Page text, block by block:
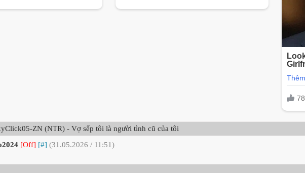
ZN (NTR) - Vợ sếp tôi là người tình cũ của tôi
[Off] [#] (31.05.2026 / 11:51)